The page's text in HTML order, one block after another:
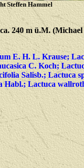
Steffen Hammel
240 m ü.M. (Michael
E. H. L. Krause;
C. Koch;
Salisb.; Lactuca
Habl.; Lactuca